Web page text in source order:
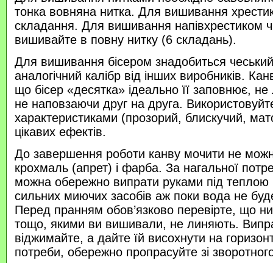
тонка вовняна нитка. Для вишивання
складання. Для вишивання напівхрестиком
вишивайте в повну нитку (6 складань).
Для вишивання бісером знадобиться
аналогічний калібр від інших виробників.
що бісер «десятка» ідеально її заповнює,
не наповзаючи друг на друга.
характеристиками (прозорий, блискучий,
цікавих ефектів.
До завершення роботи канву мочити не
крохмаль (апрет) і фарба. За нагальної
можна обережно випрати руками під
сильних миючих засобів аж поки вода не
Перед пранням обов’язково перевірте, що
тощо, якими ви вишивали, не линяють.
віджимайте, а дайте їй висохнути на
потреби, обережно пропрасуйте зі